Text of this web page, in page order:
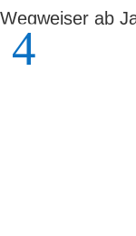
Wegweiser ab